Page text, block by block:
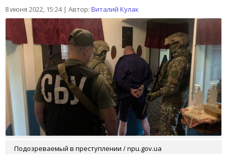
8 июня 2022, 15:24| Автор: Виталий Кулак
Подозреваемый в преступлении / npu.gov.ua